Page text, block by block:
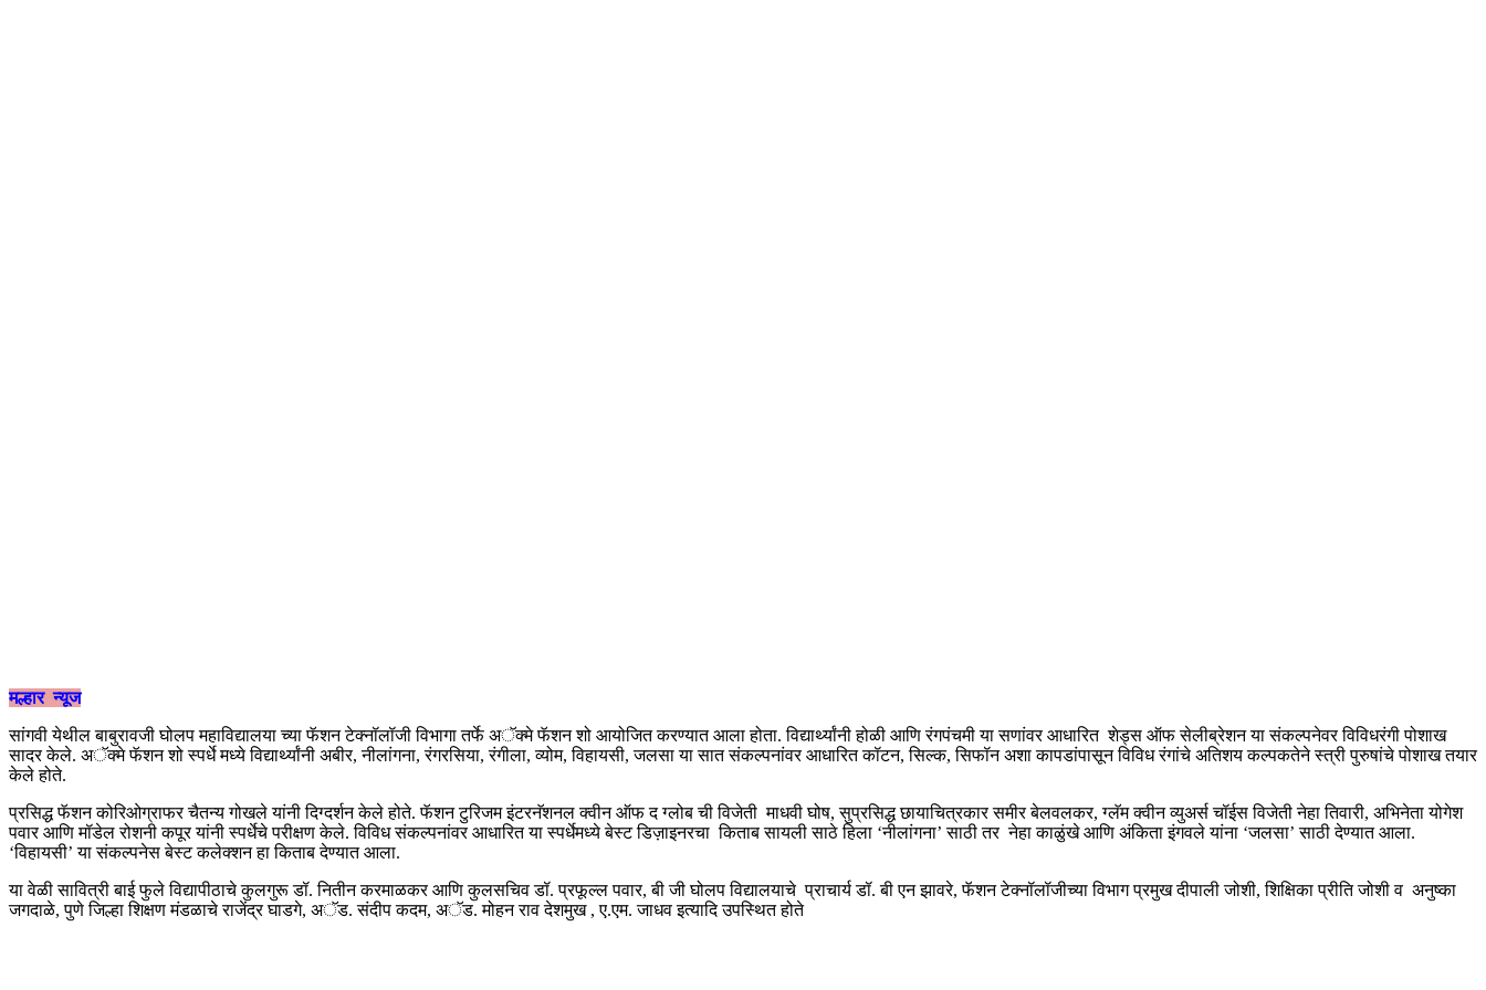
मल्हार न्यूज
सांगवी येथील बाबुरावजी घोलप महाविद्यालया च्या फॅशन टेक्नॉलॉजी विभागा तर्फे अॅक्मे फॅशन शो आयोजित करण्यात आला होता. विद्यार्थ्यांनी होळी आणि रंगपंचमी या सणांवर आधारित शेड्स ऑफ सेलीब्रेशन या संकल्पनेवर विविधरंगी पोशाख
सादर केले. अॅक्मे फॅशन शो स्पर्धे मध्ये विद्यार्थ्यांनी अबीर, नीलांगना, रंगरसिया, रंगीला, व्योम, विहायसी, जलसा या सात संकल्पनांवर आधारित कॉटन, सिल्क, सिफॉन अशा कापडांपासून विविध रंगांचे अतिशय कल्पकतेने स्त्री पुरुषांचे पोशाख तयार
केले होते.
प्रसिद्ध फॅशन कोरिओग्राफर चैतन्य गोखले यांनी दिग्दर्शन केले होते. फॅशन टुरिजम इंटरनॅशनल क्वीन ऑफ द ग्लोब ची विजेती माधवी घोष, सुप्रसिद्ध छायाचित्रकार समीर बेलवलकर, ग्लॅम क्वीन व्युअर्स चॉईस विजेती नेहा तिवारी, अभिनेता योगेश
पवार आणि मॉडेल रोशनी कपूर यांनी स्पर्धेचे परीक्षण केले. विविध संकल्पनांवर आधारित या स्पर्धेमध्ये बेस्ट डिज़ाइनरचा किताब सायली साठे हिला ‘नीलांगना’ साठी तर नेहा काळुंखे आणि अंकिता इंगवले यांना ‘जलसा’ साठी देण्यात आला.
‘विहायसी’ या संकल्पनेस बेस्ट कलेक्शन हा किताब देण्यात आला.
या वेळी सावित्री बाई फुले विद्यापीठाचे कुलगुरू डॉ. नितीन करमाळकर आणि कुलसचिव डॉ. प्रफूल्ल पवार, बी जी घोलप विद्यालयाचे प्राचार्य डॉ. बी एन झावरे, फॅशन टेक्नॉलॉजीच्या विभाग प्रमुख दीपाली जोशी, शिक्षिका प्रीति जोशी व अनुष्का
जगदाळे, पुणे जिल्हा शिक्षण मंडळाचे राजेंद्र घाडगे, अॅड. संदीप कदम, अॅड. मोहन राव देशमुख , ए.एम. जाधव इत्यादि उपस्थित होते